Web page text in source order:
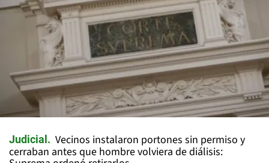
Judicial
Vecinos instalaron portones sin permiso y
cerraban antes que hombre volviera de diálisis: